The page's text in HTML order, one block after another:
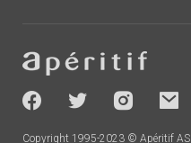
-
socials
Copyright 1995-2023 © Apéritif AS